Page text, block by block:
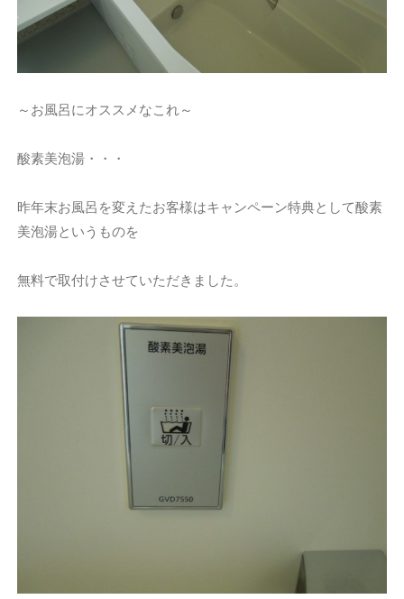
～お風呂にオススメなこれ～
酸素美泡湯・・・
昨年末お風呂を変えたお客様はキャンペーン特典として酸素
美泡湯というものを
無料で取付けさせていただきました。